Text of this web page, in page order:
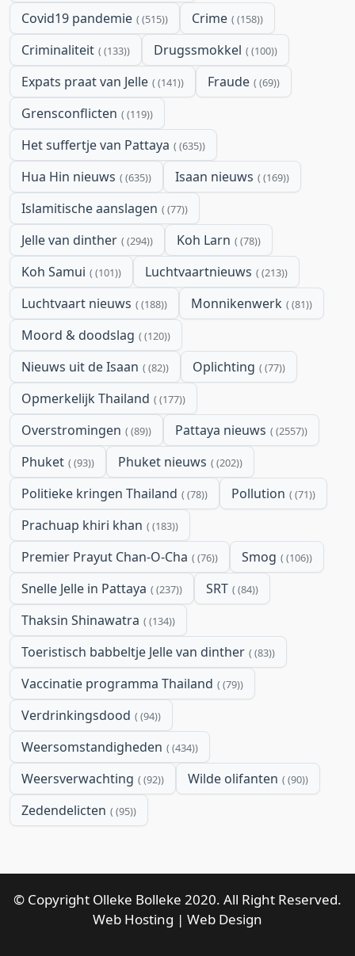
Covid19 pandemie (515) Crime (158)
Criminaliteit (133) Drugssmokkel (100)
Expats praat van Jelle (141) Fraude (69)
Grensconflicten (119)
Het suffertje van Pattaya (635)
Hua Hin nieuws (635) Isaan nieuws (169)
Islamitische aanslagen (77)
Jelle van dinther (294) Koh Larn (78)
Koh Samui (101) Luchtvaartnieuws (213)
Luchtvaart nieuws (188) Monnikenwerk (81)
Moord & doodslag (120)
Nieuws uit de Isaan (82) Oplichting (77)
Opmerkelijk Thailand (177)
Overstromingen (89) Pattaya nieuws (2557)
Phuket (93) Phuket nieuws (202)
Politieke kringen Thailand (78) Pollution (71)
Prachuap khiri khan (183)
Premier Prayut Chan-O-Cha (76) Smog (106)
Snelle Jelle in Pattaya (237) SRT (84)
Thaksin Shinawatra (134)
Toeristisch babbeltje Jelle van dinther (83)
Vaccinatie programma Thailand (79)
Verdrinkingsdood (94)
Weersomstandigheden (434)
Weersverwachting (92) Wilde olifanten (90)
Zedendelicten (95)
© Copyright Olleke Bolleke 2020. All Right Reserved.
Web Hosting | Web Design